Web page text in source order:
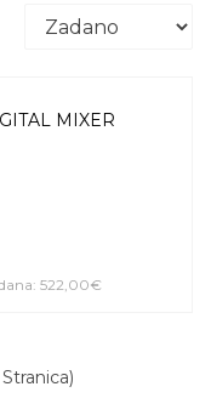
MIXER
522,00€